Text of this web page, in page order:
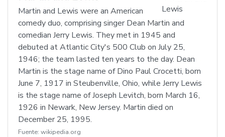
Martin and Lewis were an American
comedy duo, comprising singer Dean Martin and
comedian Jerry Lewis. They met in 1945 and
debuted at Atlantic City's 500 Club on July 25,
1946; the team lasted ten years to the day. Dean
Martin is the stage name of Dino Paul Crocetti, born
June 7, 1917 in Steubenville, Ohio, while Jerry Lewis
is the stage name of Joseph Levitch, born March 16,
1926 in Newark, New Jersey. Martin died on
December 25, 1995.
Fuente: wikipedia.org